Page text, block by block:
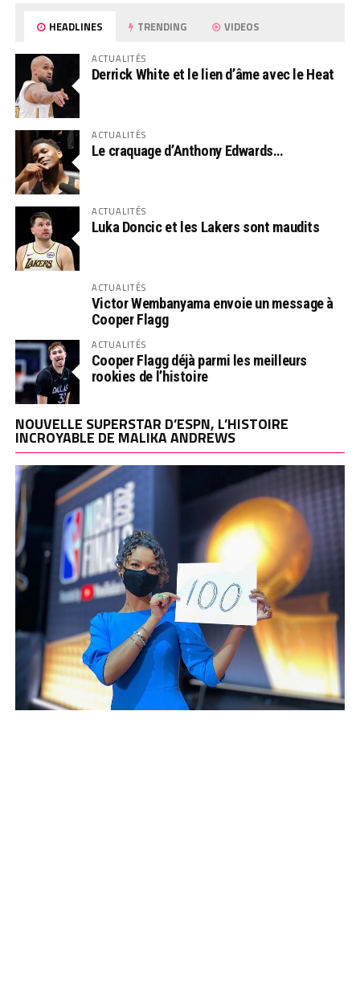
HEADLINES TRENDING VIDEOS
ACTUALITÉS
Derrick White et le lien d’âme avec le Heat
ACTUALITÉS
Le craquage d’Anthony Edwards…
ACTUALITÉS
Luka Doncic et les Lakers sont maudits
ACTUALITÉS
Victor Wembanyama envoie un message à
Cooper Flagg
ACTUALITÉS
Cooper Flagg déjà parmi les meilleurs
rookies de l’histoire
NOUVELLE SUPERSTAR D’ESPN, L’HISTOIRE
INCROYABLE DE MALIKA ANDREWS